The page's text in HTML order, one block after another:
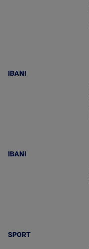
IBANI
IBANI
SPORT